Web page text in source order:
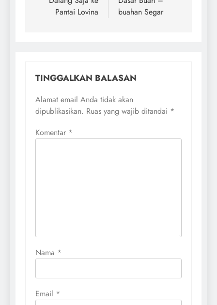
Pantai Lovina
buahan Segar
TINGGALKAN BALASAN
Alamat email Anda tidak akan
dipublikasikan. Ruas yang wajib ditandai *
Komentar *
Nama *
Email *